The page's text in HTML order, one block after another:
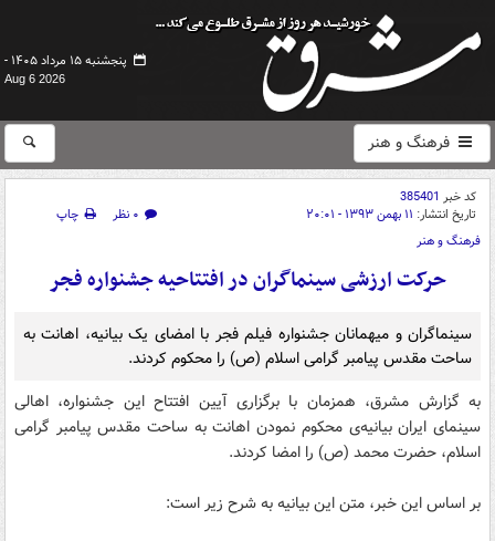
پنجشنبه ۱۵ مرداد ۱۴۰۵ -
Aug 6 2026
فرهنگ و هنر
کد خبر 385401
تاریخ انتشار: ۱۱ بهمن ۱۳۹۳ - ۲۰:۰۱ ۰ نظر
چاپ
فرهنگ و هنر
حرکت ارزشی سینماگران در افتتاحیه جشنواره فجر
سینماگران و میهمانان جشنواره فیلم فجر با امضای یک بیانیه، اهانت به
ساحت مقدس پیامبر گرامی اسلام (ص) را محکوم کردند.
به گزارش مشرق، همزمان با برگزاری آیین افتتاح این جشنواره، اهالی
سینمای ایران بیانیه‌ی محکوم نمودن اهانت به ساحت مقدس پیامبر گرامی
اسلام، حضرت محمد (ص) را امضا کردند.
بر اساس این خبر، متن این بیانیه به شرح زیر است: